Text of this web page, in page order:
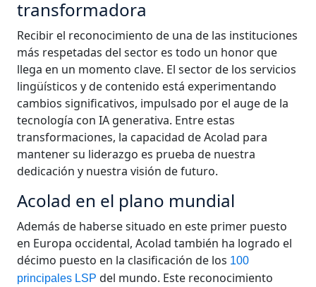
Manufactura
Finanzas
Jurídico
Instituciones Públicas
Defensa y Seguridad
Todas las industrias
transformadora
Recibir el reconocimiento de una de las instituciones
más respetadas del sector es todo un honor que
llega en un momento clave. El sector de los servicios
lingüísticos y de contenido está experimentando
cambios significativos, impulsado por el auge de la
tecnología con IA generativa. Entre estas
transformaciones, la capacidad de Acolad para
mantener su liderazgo es prueba de nuestra
dedicación y nuestra visión de futuro.
Acolad en el plano mundial
Además de haberse situado en este primer puesto
en Europa occidental, Acolad también ha logrado el
décimo puesto en la clasificación de los 100
principales LSP del mundo. Este reconocimiento